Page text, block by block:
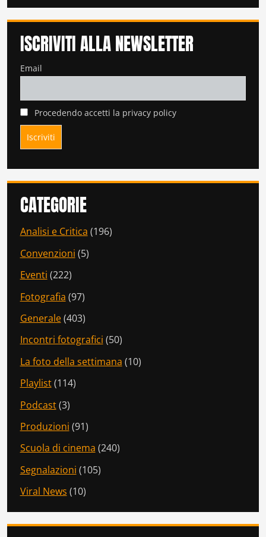
ISCRIVITI ALLA NEWSLETTER
Email
Procedendo accetti la privacy policy
CATEGORIE
Analisi e Critica (196)
Convenzioni (5)
Eventi (222)
Fotografia (97)
Generale(403)
Incontri fotografici (50)
La foto della settimana (10)
Playlist(114)
Podcast(3)
Produzioni (91)
Scuola di cinema (240)
Segnalazioni (105)
Viral News (10)